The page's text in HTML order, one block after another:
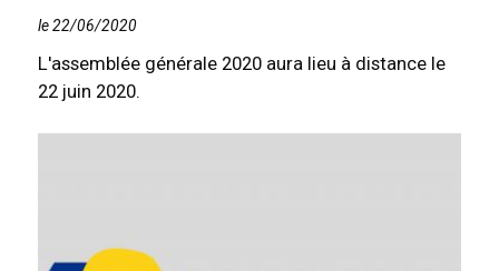
le 22/06/2020
L'assemblée générale 2020 aura lieu à distance le
22 juin 2020.